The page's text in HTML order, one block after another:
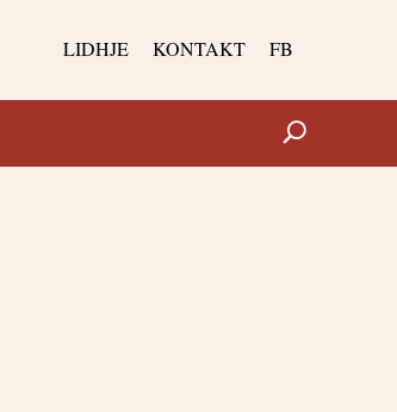
LIDHJE KONTAKT FB